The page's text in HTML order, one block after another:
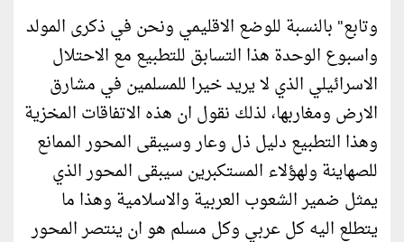
وتابع" بالنسبة للوضع الاقليمي ونحن في ذكرى المولد
واسبوع الوحدة هذا التسابق للتطبيع مع الاحتلال
الاسرائيلي الذي لا يريد خيرا للمسلمين في مشارق
الارض ومغاربها، لذلك نقول ان هذه الاتفاقات المخزية
وهذا التطبيع دليل ذل وعار وسيبقى المحور الممانع
للصهاينة ولهؤلاء المستكبرين سيبقى المحور الذي
يمثل ضمير الشعوب العربية والاسلامية وهذا ما
يتطلع اليه كل عربي وكل مسلم هو ان ينتصر المحور